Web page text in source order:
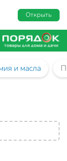
Открыть
и масла